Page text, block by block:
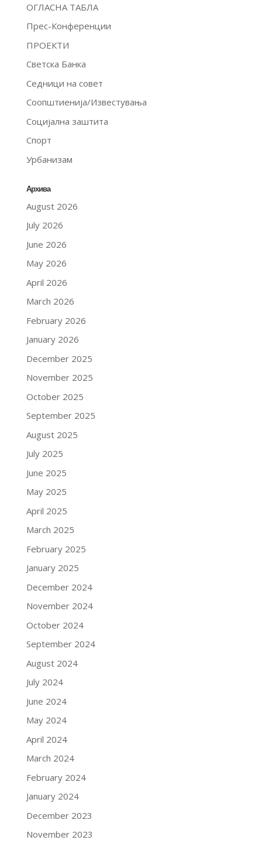
ОГЛАСНА ТАБЛА
Прес-Конференции
ПРОЕКТИ
Светска Банка
Седници на совет
Соопштиенија/Известувања
Социјална заштита
Спорт
Урбанизам
Архива
August 2026
July 2026
June 2026
May 2026
April 2026
March 2026
February 2026
January 2026
December 2025
November 2025
October 2025
September 2025
August 2025
July 2025
June 2025
May 2025
April 2025
March 2025
February 2025
January 2025
December 2024
November 2024
October 2024
September 2024
August 2024
July 2024
June 2024
May 2024
April 2024
March 2024
February 2024
January 2024
December 2023
November 2023